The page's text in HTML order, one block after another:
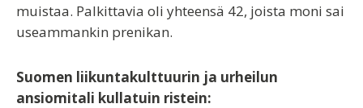
muistaa. Palkittavia oli yhteensä 42, joista moni sai
useammankin prenikan.
Suomen liikuntakulttuurin ja urheilun
ansiomitali kullatuin ristein: